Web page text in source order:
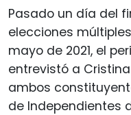
Pasado un día del
elecciones
mayo de 2021, el
entrevistó a
ambos
de Independientes